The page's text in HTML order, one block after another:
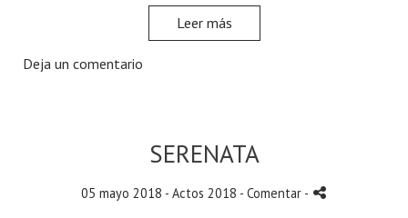
Leer más
Deja un comentario
SERENATA
05 mayo 2018 - Actos 2018 - Comentar -